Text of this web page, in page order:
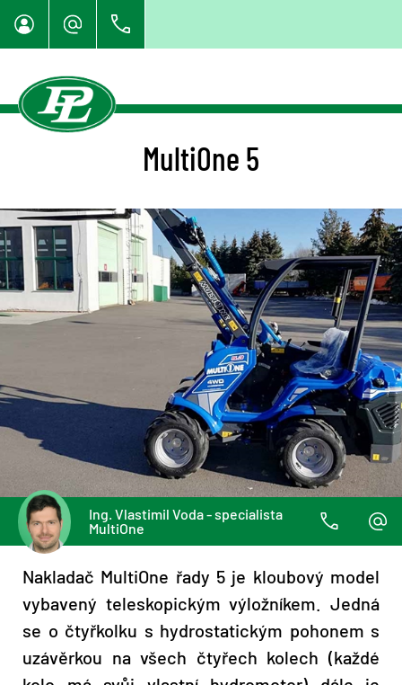
MultiOne 5
Ing. Vlastimil Voda - specialista
MultiOne
Nakladač MultiOne řady 5 je kloubový model
vybavený teleskopickým výložníkem. Jedná
se o čtyřkolku s hydrostatickým pohonem s
uzávěrkou na všech čtyřech kolech (každé